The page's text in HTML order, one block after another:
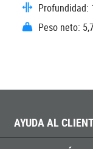
Profundidad:
Peso neto:
AYUDA AL